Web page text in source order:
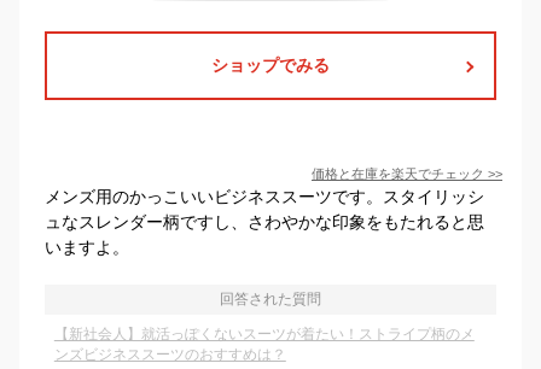
ショップでみる
価格と在庫を楽天でチェック >>
メンズ用のかっこいいビジネススーツです。スタイリッシ
ュなスレンダー柄ですし、さわやかな印象をもたれると思
いますよ。
回答された質問
【新社会人】就活っぽくないスーツが着たい！ストライプ柄のメ
ンズビジネススーツのおすすめは？